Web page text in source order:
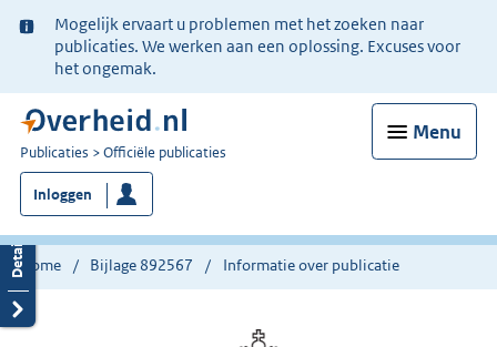
Ter
informatie:
Mogelijk ervaart u problemen met het zoeken naar
publicaties. We werken aan een oplossing. Excuses voor
het ongemak.
Menu
U
bent
nu
hier:
Publicaties Officiële publicaties
Inloggen
Home Bijlage 892567 Informatie over publicatie